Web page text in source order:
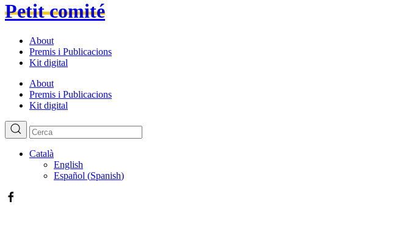
Petit comité
About
Premis i Publicacions
Kit digital
About
Premis i Publicacions
Kit digital
Català
English
Español (Spanish)